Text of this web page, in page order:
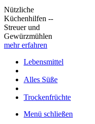
Nützliche
Küchenhilfen --
Streuer und
Gewürzmühlen
mehr erfahren
Lebensmittel
Alles Süße
Trockenfrüchte
Menü schließen